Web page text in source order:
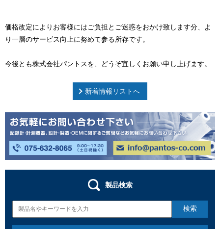
価格改定によりお客様にはご負担とご迷惑をおかけ致します分、よ
り一層のサービス向上に努めて参る所存です。
今後とも株式会社パントスを、どうぞ宜しくお願い申し上げます。
新着情報リストへ
製品検索